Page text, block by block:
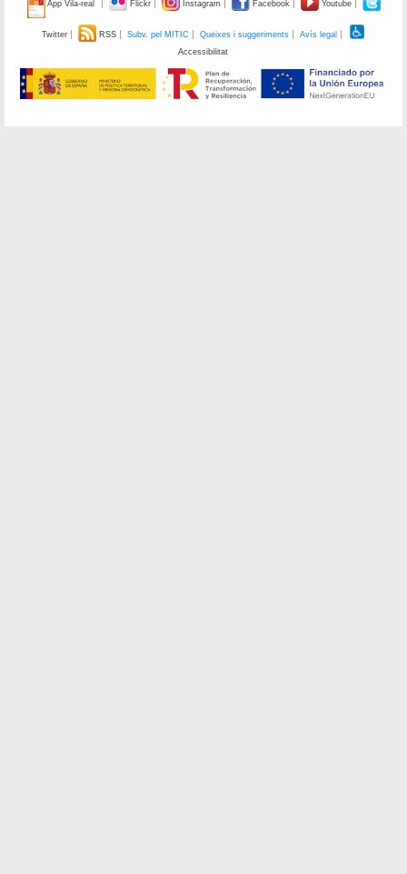
App Vila-real Flickr Instagram Facebook Youtube
Twitter RSS Subv. pel MITIC Queixes i suggeriments
Avís legal
Accessibilitat